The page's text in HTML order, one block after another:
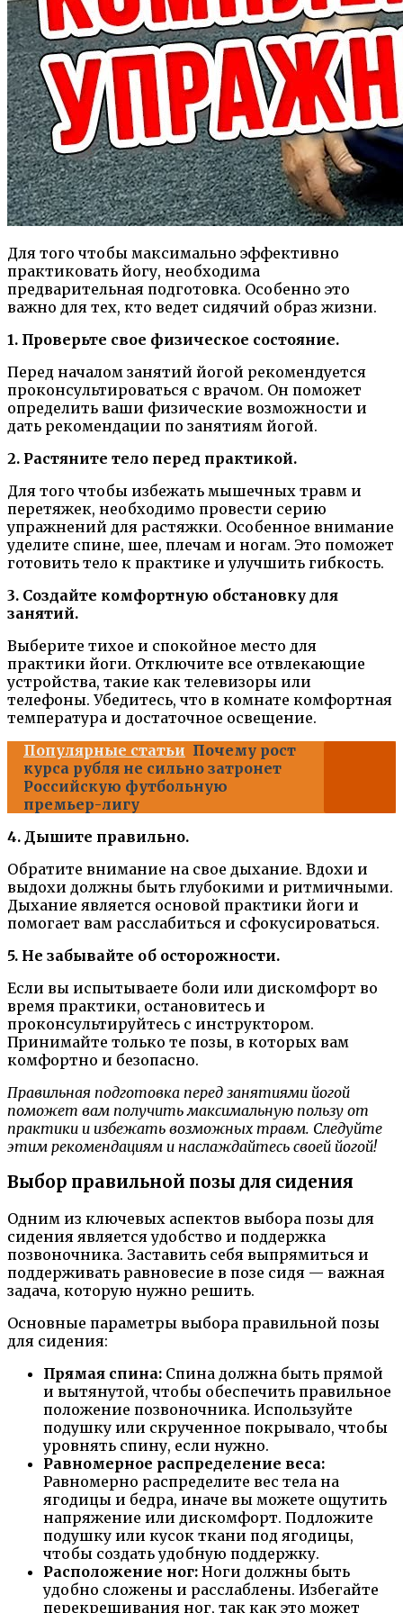
Для того чтобы максимально эффективно
практиковать йогу, необходима
предварительная подготовка. Особенно это
важно для тех, кто ведет сидячий образ жизни.
1. Проверьте свое физическое состояние.
Перед началом занятий йогой рекомендуется
проконсультироваться с врачом. Он поможет
определить ваши физические возможности и
дать рекомендации по занятиям йогой.
2. Растяните тело перед практикой.
Для того чтобы избежать мышечных травм и
перетяжек, необходимо провести серию
упражнений для растяжки. Особенное внимание
уделите спине, шее, плечам и ногам. Это поможет
готовить тело к практике и улучшить гибкость.
3. Создайте комфортную обстановку для
занятий.
Выберите тихое и спокойное место для
практики йоги. Отключите все отвлекающие
устройства, такие как телевизоры или
телефоны. Убедитесь, что в комнате комфортная
температура и достаточное освещение.
Популярные статьи Почему рост
курса рубля не сильно затронет
Российскую футбольную
премьер-лигу
4. Дышите правильно.
Обратите внимание на свое дыхание. Вдохи и
выдохи должны быть глубокими и ритмичными.
Дыхание является основой практики йоги и
помогает вам расслабиться и сфокусироваться.
5. Не забывайте об осторожности.
Если вы испытываете боли или дискомфорт во
время практики, остановитесь и
проконсультируйтесь с инструктором.
Принимайте только те позы, в которых вам
комфортно и безопасно.
Правильная подготовка перед занятиями йогой
поможет вам получить максимальную пользу от
практики и избежать возможных травм. Следуйте
этим рекомендациям и наслаждайтесь своей йогой!
Выбор правильной позы для сидения
Одним из ключевых аспектов выбора позы для
сидения является удобство и поддержка
позвоночника. Заставить себя выпрямиться и
поддерживать равновесие в позе сидя — важная
задача, которую нужно решить.
Основные параметры выбора правильной позы
для сидения:
Прямая спина: Спина должна быть прямой
и вытянутой, чтобы обеспечить правильное
положение позвоночника. Используйте
подушку или скрученное покрывало, чтобы
уровнять спину, если нужно.
Равномерное распределение веса:
Равномерно распределите вес тела на
ягодицы и бедра, иначе вы можете ощутить
напряжение или дискомфорт. Подложите
подушку или кусок ткани под ягодицы,
чтобы создать удобную поддержку.
Расположение ног: Ноги должны быть
удобно сложены и расслаблены. Избегайте
перекрещивания ног, так как это может